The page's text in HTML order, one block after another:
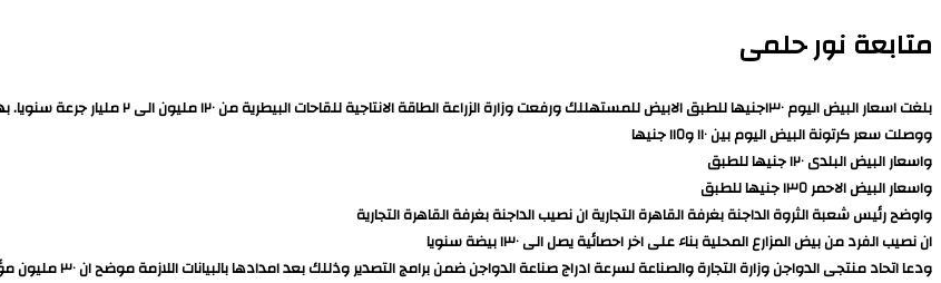
متابعة نور حلمى
بلغت اسعار البيض اليوم ١٣٠جنيها للطبق الابيض للمستهللك ورفعت وزارة الزراعة الطاقة الانتاجية للقاحات البيطرية من ١٢٠ مليون الى ٢ مليار جرعة سنويا. بهدف السيطرة على الامراض والاوبئة لتسهيل عملية التصدير
ووصلت سعر كرتونة البيض اليوم بين ١١٠ و١١٥ جنيها
واسعار البيض البلدى ١٢٠ جنيها للطبق
واسعار البيض الاحمر ١٣٥ جنيها للطبق
واوضح رئيس شعبة الثروة الداجنة بغرفة القاهرة التجارية ان نصيب الداجنة بغرفة القاهرة التجارية
ان نصيب الفرد من بيض المزارع المحلية بناء على اخر احصائية يصل الى ١٣٠ بيضة سنويا
ودعا اتحاد منتجى الدواجن وزارة التجارة والصناعة لسرعة ادراج صناعة الدواجن ضمن برامج التصدير وذللك بعد امدادها بالبيانات اللازمة موضح ان ٣٠ مليون مؤسسة خالية من انفلونزا الطيور وتواصل اعمال التصدير